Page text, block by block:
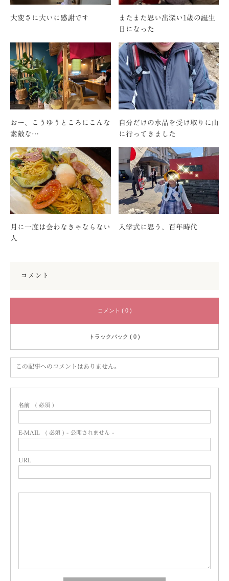
大変さに大いに感謝です
またまた思い出深い1歳の誕生
日になった
おー、こうゆうところにこんな
素敵な…
自分だけの水晶を受け取りに山
に行ってきました
月に一度は会わなきゃならない
人
入学式に思う、百年時代
コメント
コメント ( 0 )
トラックバック ( 0 )
この記事へのコメントはありません。
名前 ( 必須 )
E-MAIL ( 必須 ) - 公開されません -
URL